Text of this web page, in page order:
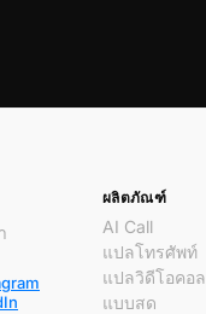
ผลิตภัณฑ์
AI Call
แปลโทรศัพท์
แปลวิดีโอคอล
แบบสด